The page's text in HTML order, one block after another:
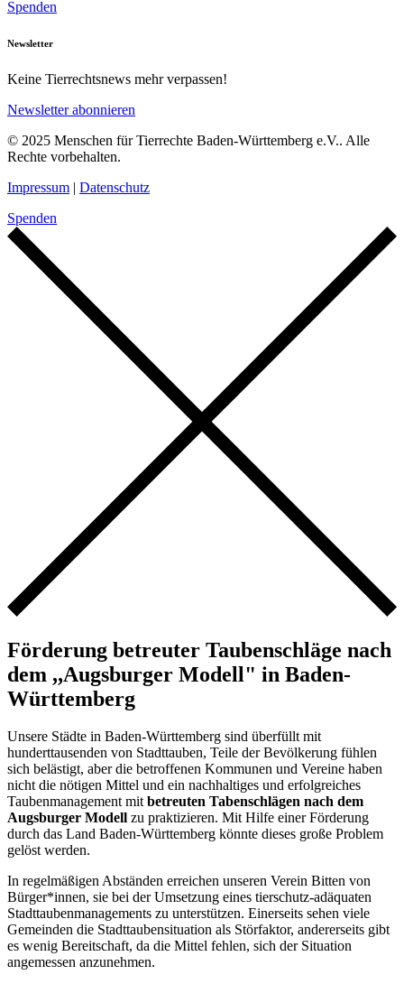
Spenden
Newsletter
Keine Tierrechtsnews mehr verpassen!
Newsletter abonnieren
© 2025 Menschen für Tierrechte Baden-Württemberg e.V.. Alle
Rechte vorbehalten.
Impressum | Datenschutz
Spenden
Förderung betreuter Taubenschläge nach
dem ,,Augsburger Modell" in Baden-
Württemberg
Unsere Städte in Baden-Württemberg sind überfüllt mit
hunderttausenden von Stadttauben, Teile der Bevölkerung fühlen
sich belästigt, aber die betroffenen Kommunen und Vereine haben
nicht die nötigen Mittel und ein nachhaltiges und erfolgreiches
Taubenmanagement mitbetreuten Tabenschlägen nach dem
Augsburger Modell zu praktizieren. Mit Hilfe einer Förderung
durch das Land Baden-Württemberg könnte dieses große Problem
gelöst werden.
In regelmäßigen Abständen erreichen unseren Verein Bitten von
Bürger*innen, sie bei der Umsetzung eines tierschutz-adäquaten
Stadttaubenmanagements zu unterstützen. Einerseits sehen viele
Gemeinden die Stadttaubensituation als Störfaktor, andererseits gibt
es wenig Bereitschaft, da die Mittel fehlen, sich der Situation
angemessen anzunehmen.